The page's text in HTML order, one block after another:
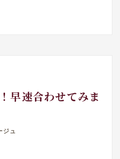
早速合わせてみま
ジュ